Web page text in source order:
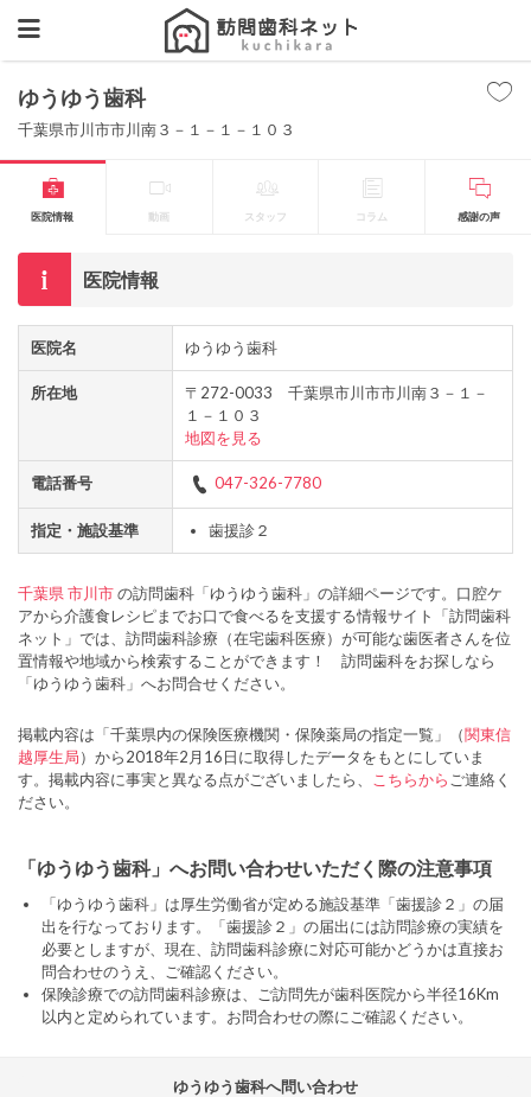
ゆうゆう歯科
千葉県市川市市川南３－１－１－１０３
医院情報 動画 スタッフ コラム 感謝の声
医院情報
医院名 ゆうゆう歯科
所在地
〒272-0033 千葉県市川市市川南３－１－
１－１０３
地図を見る
電話番号 047-326-7780
指定・施設基準 歯援診２
千葉県 市川市の訪問歯科「ゆうゆう歯科」の詳細ページです。口腔ケ
アから介護食レシピまでお口で食べるを支援する情報サイト「訪問歯科
ネット」では、訪問歯科診療（在宅歯科医療）が可能な歯医者さんを位
置情報や地域から検索することができます！ 訪問歯科をお探しなら
「ゆうゆう歯科」へお問合せください。
掲載内容は「千葉県内の保険医療機関・保険薬局の指定一覧」（関東信
越厚生局）から2018年2月16日に取得したデータをもとにしていま
す。掲載内容に事実と異なる点がございましたら、
こちらから ご連絡く
ださい。
「ゆうゆう歯科」へお問い合わせいただく際の注意事項
「ゆうゆう歯科」は厚生労働省が定める施設基準「歯援診２」の届
出を行なっております。「歯援診２」の届出には訪問診療の実績を
必要としますが、現在、訪問歯科診療に対応可能かどうかは直接お
問合わせのうえ、ご確認ください。
保険診療での訪問歯科診療は、ご訪問先が歯科医院から半径16Km
以内と定められています。お問合わせの際にご確認ください。
ゆうゆう歯科へ問い合わせ